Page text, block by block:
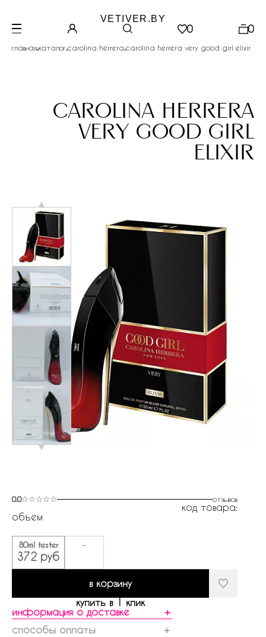
VETIVER.BY
0 0
главная.каталог.carolina herrera.carolina herrera very good girl elixir
carolina herrera
very good girl
elixir
0.0 отзывов
код товара:
объем
80ml tester
372 руб
-
в корзину
купить в 1 клик
информация о доставке
＋
способы оплаты
＋